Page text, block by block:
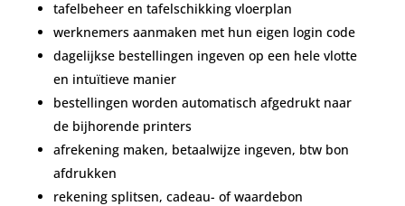
tafelbeheer en tafelschikking vloerplan
werknemers aanmaken met hun eigen login code
dagelijkse bestellingen ingeven op een hele vlotte
en intuïtieve manier
bestellingen worden automatisch afgedrukt naar
de bijhorende printers
afrekening maken, betaalwijze ingeven, btw bon
afdrukken
rekening splitsen, cadeau- of waardebon